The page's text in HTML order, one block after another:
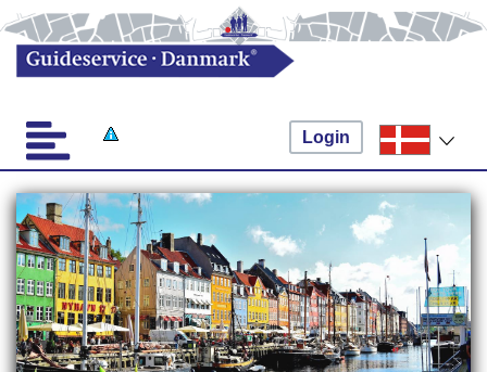
Login